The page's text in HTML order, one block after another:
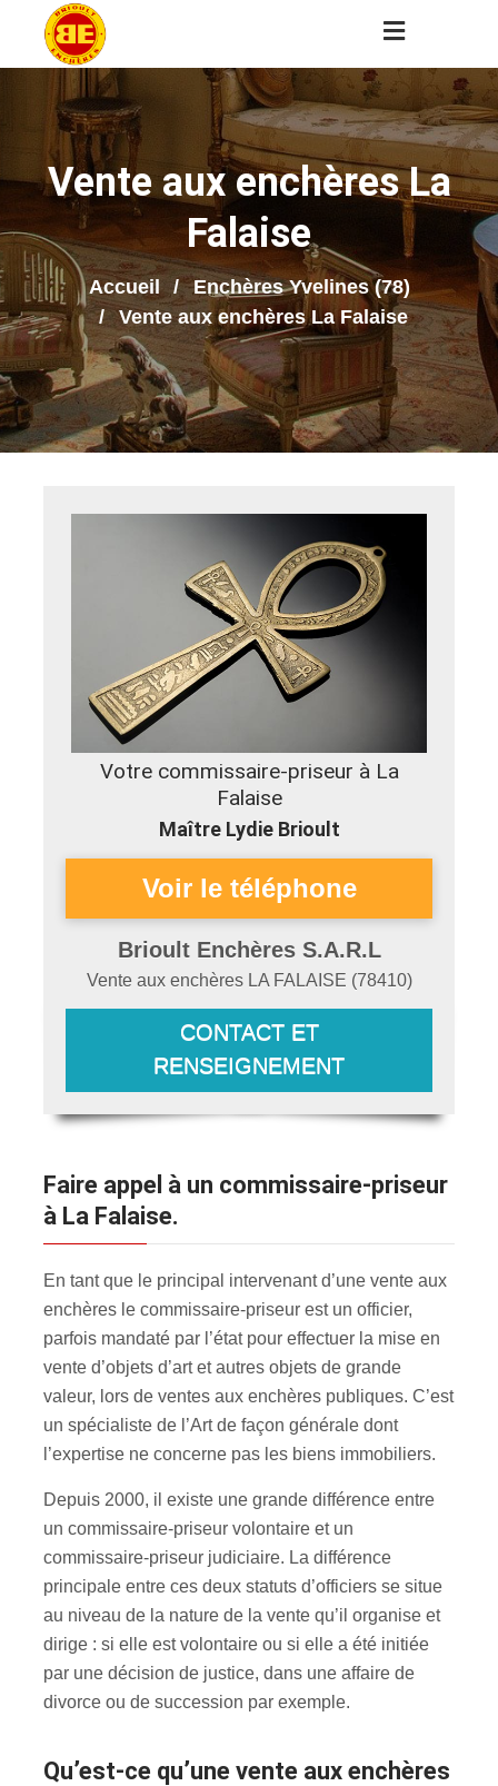
Vente aux enchères La
Falaise
Accueil
Enchères Yvelines (78)
Vente aux enchères La Falaise
Votre commissaire-priseur à La
Falaise
Maître Lydie Brioult
Brioult Enchères S.A.R.L
Vente aux enchères LA FALAISE (78410)
CONTACT ET
RENSEIGNEMENT
Faire appel à un commissaire-priseur
à La Falaise.
En tant que le principal intervenant d’une vente aux
enchères le commissaire-priseur est un officier,
parfois mandaté par l’état pour effectuer la mise en
vente d’objets d’art et autres objets de grande
valeur, lors de ventes aux enchères publiques. C’est
un spécialiste de l’Art de façon générale dont
l’expertise ne concerne pas les biens immobiliers.
Depuis 2000, il existe une grande différence entre
un commissaire-priseur volontaire et un
commissaire-priseur judiciaire. La différence
principale entre ces deux statuts d’officiers se situe
au niveau de la nature de la vente qu’il organise et
dirige : si elle est volontaire ou si elle a été initiée
par une décision de justice, dans une affaire de
divorce ou de succession par exemple.
Qu’est-ce qu’une vente aux enchères